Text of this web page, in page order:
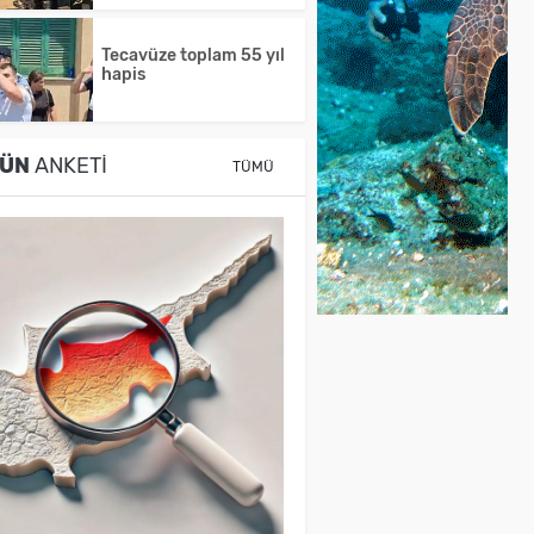
Tecavüze toplam 55 yıl
hapis
ANKETI TÜMÜ